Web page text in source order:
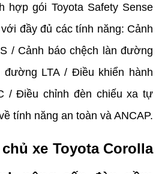
hợp gói Toyota Safety Sense
đầy đủ các tính năng: Cảnh
/ Cảnh báo chệch làn đường
LTA / Điều khiển hành
/ Điều chỉnh đèn chiếu xa tự
tính năng an toàn và ANCAP.
xe Toyota Corolla